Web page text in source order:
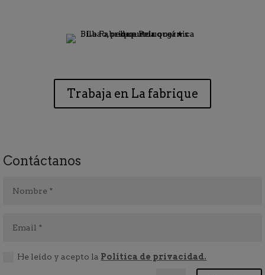
Trabaja en La fabrique
Contáctanos
He leído y acepto la Política de privacidad.